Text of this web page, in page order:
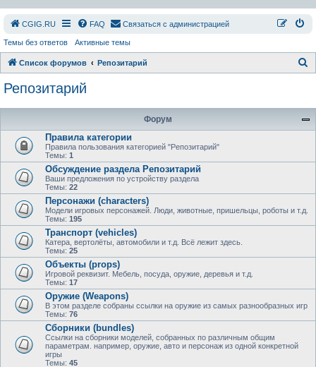
СGIG.RU FAQ Связаться с администрацией
Темы без ответов Активные темы
Список форумов Репозитарий
к
Репозитарий
Форум
Правила категории
Правила пользования категорией "Репозитарий"
Темы: 1
Обсуждение раздела Репозитарий
Ваши предложения по устройству раздела
Темы: 22
Персонажи (characters)
Модели игровых персонажей. Люди, животные, пришельцы, роботы и т.д.
Темы: 195
Транспорт (vehicles)
Катера, вертолёты, автомобили и т.д. Всё лежит здесь.
Темы: 25
Объекты (props)
Игровой реквизит. Мебель, посуда, оружие, деревья и т.д.
Темы: 17
Оружие (Weapons)
В этом разделе собраны ссылки на оружие из самых разнообразных игр
Темы: 76
Сборники (bundles)
Ссылки на сборники моделей, собранных по различным общим
параметрам. например, оружие, авто и персонаж из одной конкретной
игры
Темы: 45